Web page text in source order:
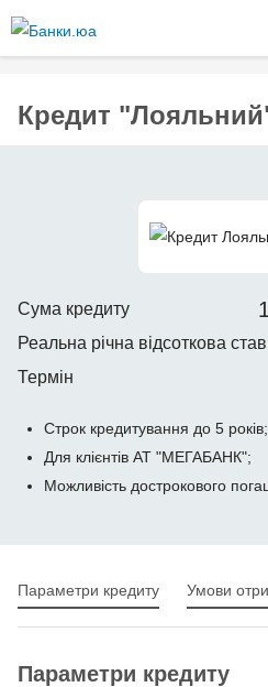
основного
Кредит
Сума кредиту
Реальна річна відсоткова
Термін
Строк кредитування до 5 років;
Для клієнтів АТ "МЕГАБАНК";
Можливість дострокового
Параметри кредиту Умови
Параметри кредиту